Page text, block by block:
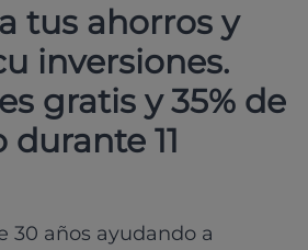
tus ahorros y
inversiones.
gratis y 35% de
11
30 años ayudando a